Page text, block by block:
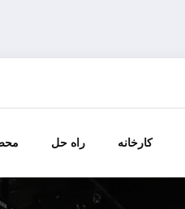
راه حل کارخانه